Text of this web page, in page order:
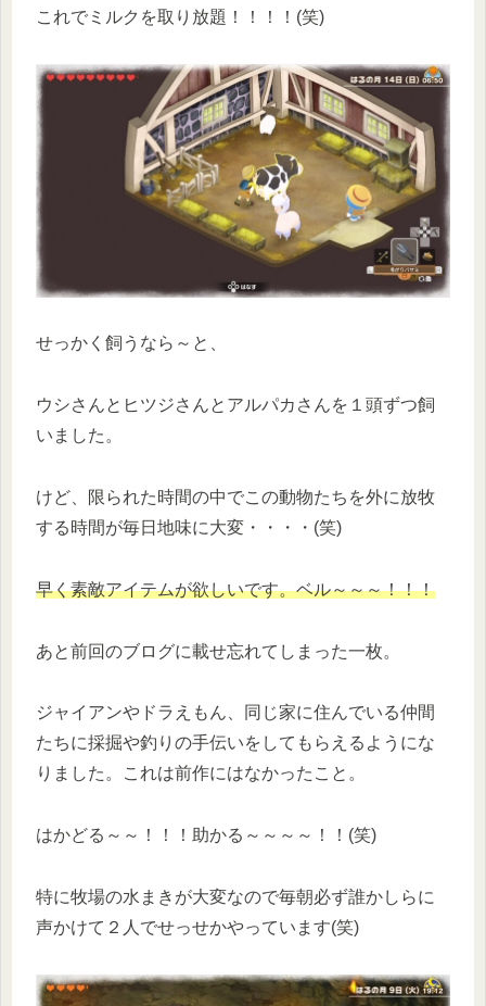
これでミルクを取り放題！！！！(笑)
せっかく飼うなら～と、
ウシさんとヒツジさんとアルパカさんを１頭ずつ飼
いました。
けど、限られた時間の中でこの動物たちを外に放牧
する時間が毎日地味に大変・・・・(笑)
早く素敵アイテムが欲しいです。ベル～～～！！！
あと前回のブログに載せ忘れてしまった一枚。
ジャイアンやドラえもん、同じ家に住んでいる仲間
たちに採掘や釣りの手伝いをしてもらえるようにな
りました。これは前作にはなかったこと。
はかどる～～！！！助かる～～～～！！(笑)
特に牧場の水まきが大変なので毎朝必ず誰かしらに
声かけて２人でせっせかやっています(笑)